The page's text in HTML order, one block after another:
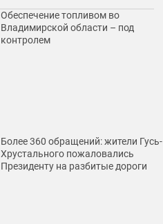
Обеспечение топливом во
Владимирской области – под
контролем
Более 360 обращений: жители Гусь-
Хрустального пожаловались
Президенту на разбитые дороги